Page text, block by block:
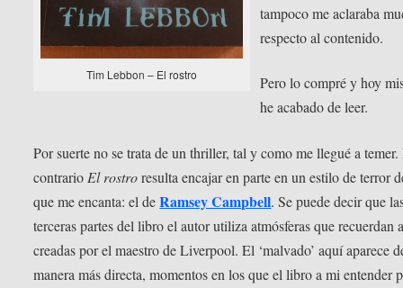
Tim Lebbon – El rostro
tampoco me aclaraba
respecto al contenido.
Pero lo compré y hoy
he acabado de leer.
Por suerte no se trata de un thriller, tal y como me llegué a
contrario El rostroresulta encajar en parte en un estilo de terror
que me encanta: el deRamsey Campbell. Se puede decir que
terceras partes del libro el autor utiliza atmósferas que recuerdan
creadas por el maestro de Liverpool. El ‘malvado’ aquí aparece
manera más directa, momentos en los que el libro a mi entender